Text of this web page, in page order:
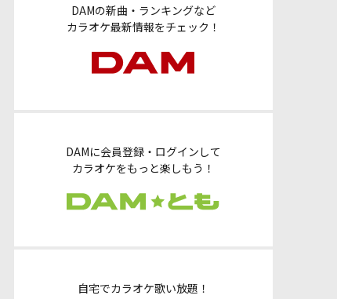
DAMの新曲・ランキングなど
カラオケ最新情報をチェック！
DAMに会員登録・ログインして
カラオケをもっと楽しもう！
自宅でカラオケ歌い放題！